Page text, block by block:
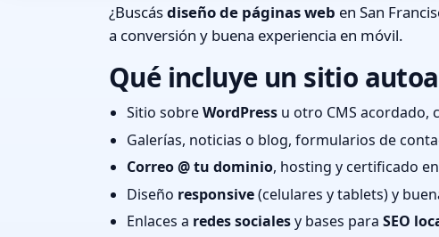
¿Buscásdiseño de páginas web en San
a conversión y buena experiencia en móvil.
Qué incluye un sitio
Sitio sobreWordPress u otro CMS acordado,
Galerías, noticias o blog, formularios de
Correo @ tu dominio, hosting y certificado
Diseño responsive(celulares y tablets) y
Enlaces a redes socialesy bases para SEO